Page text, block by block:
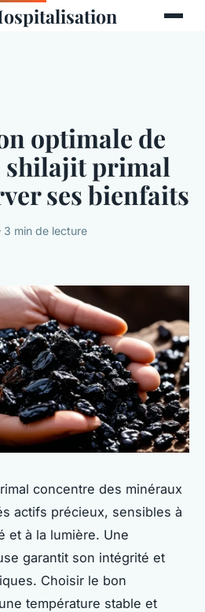
optimale de
shilajit primal
ses bienfaits
min de lecture
concentre des minéraux
actifs précieux, sensibles à
et à la lumière. Une
garantit son intégrité et
Choisir le bon
température stable et